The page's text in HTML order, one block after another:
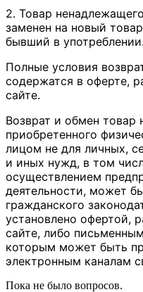
2. Товар
заменен на новый
бывший в употреблении.
Полные условия
содержатся в оферте,
сайте.
Возврат и обмен товар
приобретенного
лицом не для личных,
и иных нужд, в том
осуществлением
деятельности, может
гражданского
установлено офертой,
сайте, либо
которым может быть
электронным каналам
Пока не было вопросов.